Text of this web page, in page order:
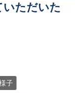
ただいた
子